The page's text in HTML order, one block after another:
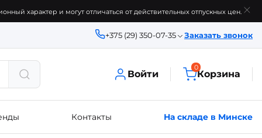
характер и могут отличаться от действительных отпускных цен.
+375 (29) 350-07-35 Заказать звонок
Войти
0
Корзина
Контакты На складе в Минске